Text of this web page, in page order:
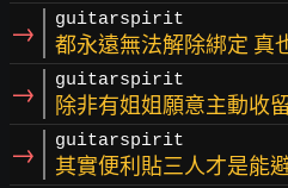
→ guitarspirit
都永遠無法解除綁定 真
→ guitarspirit
除非有姐姐願意主動收
→ guitarspirit
其實便利貼三人才是能